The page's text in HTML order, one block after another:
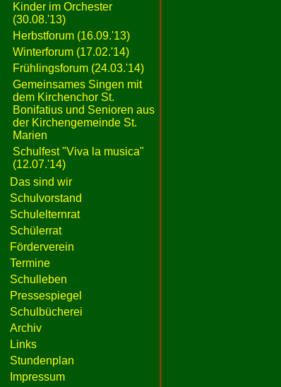
Kinder im Orchester
(30.08.'13)
Herbstforum (16.09.'13)
Winterforum (17.02.'14)
Frühlingsforum (24.03.'14)
Gemeinsames Singen mit
dem Kirchenchor St.
Bonifatius und Senioren aus
der Kirchengemeinde St.
Marien
Schulfest "Viva la musica"
(12.07.'14)
Das sind wir
Schulvorstand
Schulelternrat
Schülerrat
Förderverein
Termine
Schulleben
Pressespiegel
Schulbücherei
Archiv
Links
Stundenplan
Impressum